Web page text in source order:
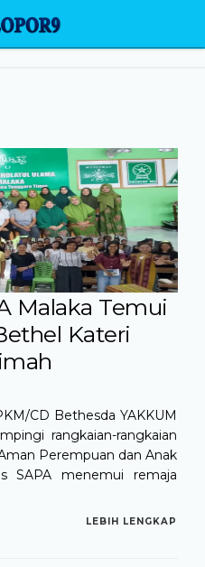
Malaka Temui
Kateri
CD Bethesda YAKKUM
rangkaian-rangkaian
Perempuan dan Anak
SAPA menemui remaja
LEBIH LENGKAP